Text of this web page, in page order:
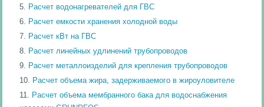
Расчет водонагревателей для ГВС
Расчет емкости хранения холодной воды
Расчет кВт на ГВС
Расчет линейных удлинений трубопроводов
Расчет металлоизделий для крепления трубопроводов
Расчет объема жира, задерживаемого в жироуловителе
Расчет объема мембранного бака для водоснабжения